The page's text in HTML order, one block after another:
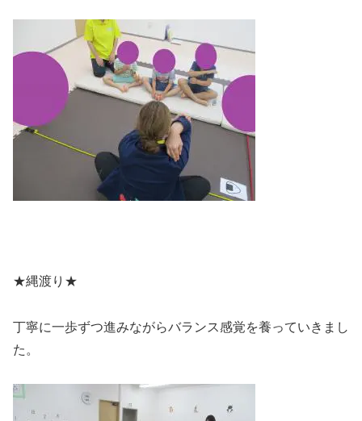
★縄渡り★
丁寧に一歩ずつ進みながらバランス感覚を養っていきまし
た。